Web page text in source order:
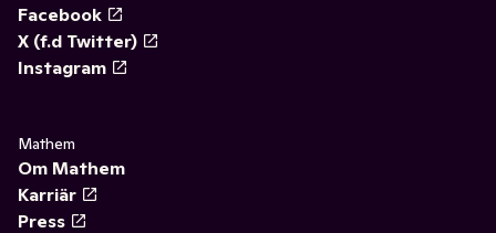
Facebook
X (f.d Twitter)
Instagram
Mathem
Om Mathem
Karriär
Press